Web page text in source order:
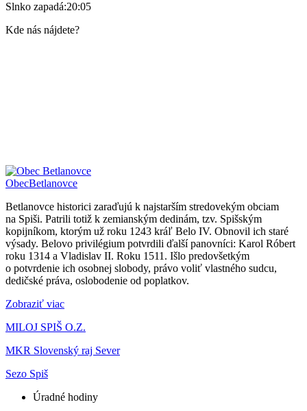
Slnko zapadá:20:05
Kde nás nájdete?
ObecBetlanovce
Betlanovce historici zaraďujú k najstarším stredovekým obciam
na Spiši. Patrili totiž k zemianským dedinám, tzv. Spišským
kopijníkom, ktorým už roku 1243 kráľ Belo IV. Obnovil ich staré
výsady. Belovo privilégium potvrdili ďalší panovníci: Karol Róbert
roku 1314 a Vladislav II. Roku 1511. Išlo predovšetkým
o potvrdenie ich osobnej slobody, právo voliť vlastného sudcu,
dedičské práva, oslobodenie od poplatkov.
Zobraziť viac
MILOJ SPIŠ O.Z.
MKR Slovenský raj Sever
Sezo Spiš
Úradné hodiny